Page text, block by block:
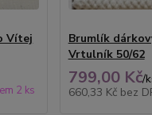
Vítej
2 ks
Brumlík
Vrtulník 50/62
799,00 Kč/
660,33 Kč bez